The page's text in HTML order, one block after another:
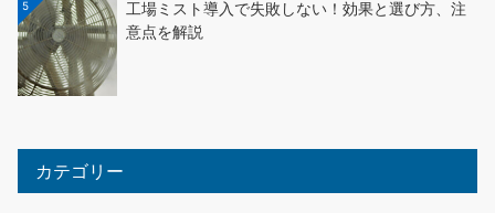
5
工場ミスト導入で失敗しない！効果と選び方、注
意点を解説
カテゴリー